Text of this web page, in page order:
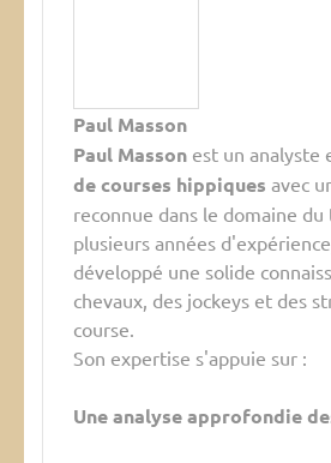
Paul Masson
Paul Masson est un analyste
de courses hippiques avec
reconnue dans le domaine
plusieurs années
développé une solide
chevaux, des jockeys et des
course.
Son expertise s'appuie sur :
Une analyse approfondie